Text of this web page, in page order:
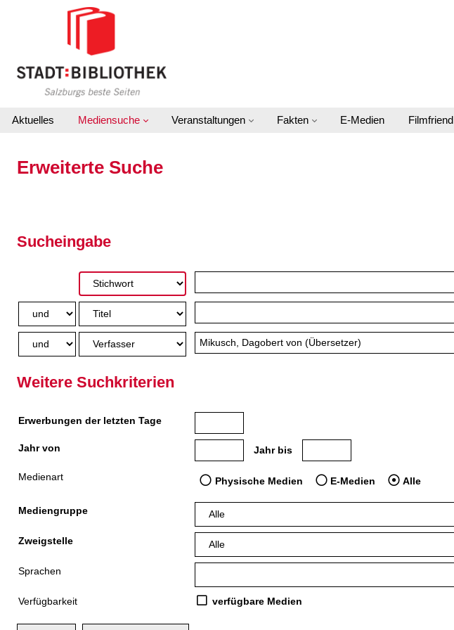
Zur erweiterten Suche springen
Aktuelles Mediensuche Veranstaltungen Fakten E-Medien Filmfriend
Erweiterte Suche
Sucheingabe
Weitere Suchkriterien
Erwerbungen der letzten Tage
Jahr von Medien anzeigen, die nach dem Jahr veröffentlicht wurden
Jahr bis
Medienart Physische Medien E-Medien Alle
Mediengruppe
Zweigstelle
Sprachen
Verfügbarkeit verfügbare Medien